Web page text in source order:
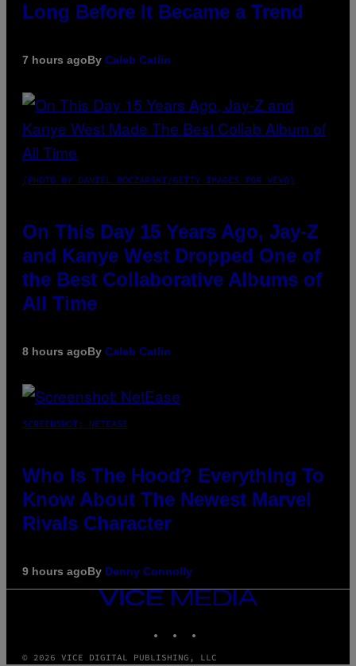
Long Before It Became a Trend
7 hours agoBy Caleb Catlin
(PHOTO BY DANIEL BOCZARSKI/GETTY IMAGES FOR VEVO)
On This Day 15 Years Ago, Jay-Z
and Kanye West Dropped One of
the Best Collaborative Albums of
All Time
8 hours agoBy Caleb Catlin
SCREENSHOT: NETEASE
Who Is The Hood? Everything To
Know About The Newest Marvel
Rivals Character
9 hours agoBy Denny Connolly
VICE
MEDIA
© 2026 VICE DIGITAL PUBLISHING, LLC